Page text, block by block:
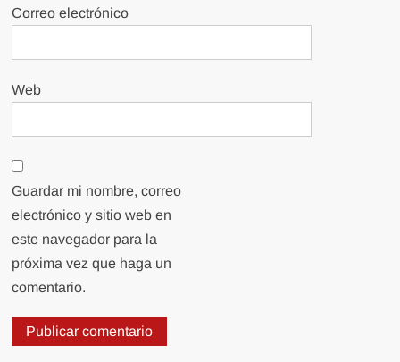
Correo electrónico
Web
Guardar mi nombre, correo
electrónico y sitio web en
este navegador para la
próxima vez que haga un
comentario.